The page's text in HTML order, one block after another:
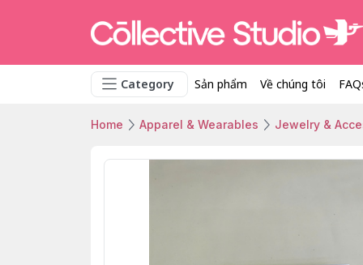
Category Sản phẩm Về chúng tôi
Home Apparel & Wearables Jewelry &